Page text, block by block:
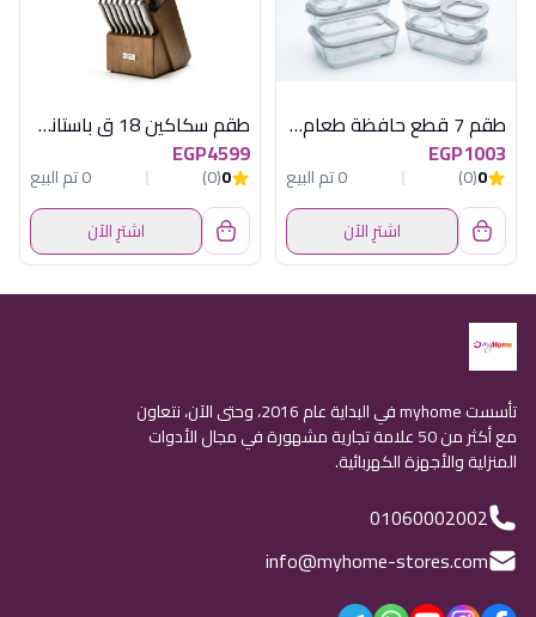
طقم 7 قطع حافظة طعام زجاج متعدد المقاسات موديل S7-FC07-9SG
EGP1003
0
(0)
0 تم البيع
اشترِ الآن
طقم سكاكين 18 ق باستاند هابى هوم
EGP4599
0
(0)
0 تم البيع
اشترِ الآن
تأسست myhome في البداية عام 2016، وحتى الآن، نتعاون
مع أكثر من 50 علامة تجارية مشهورة في مجال الأدوات
المنزلية والأجهزة الكهربائية.
01060002002
info@myhome-stores.com